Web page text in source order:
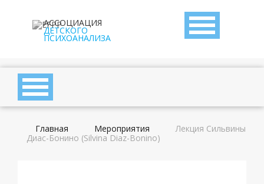
АССОЦИАЦИЯ
ДЕТСКОГО
ПСИХОАНАЛИЗА
Главная Мероприятия
Лекция Сильвины
Диас-Бонино (Silvina Diaz-Bonino)